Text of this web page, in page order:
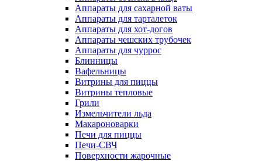
Аппараты для сахарной ваты
Аппараты для тарталеток
Аппараты для хот-догов
Аппараты чешских трубочек
Аппараты для чуррос
Блинницы
Вафельницы
Витрины для пиццы
Витрины тепловые
Грили
Измельчители льда
Макароноварки
Печи для пиццы
Печи-СВЧ
Поверхности жарочные